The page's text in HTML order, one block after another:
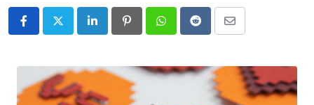
LinkedInPinterestWhatsappRedditShare
Email